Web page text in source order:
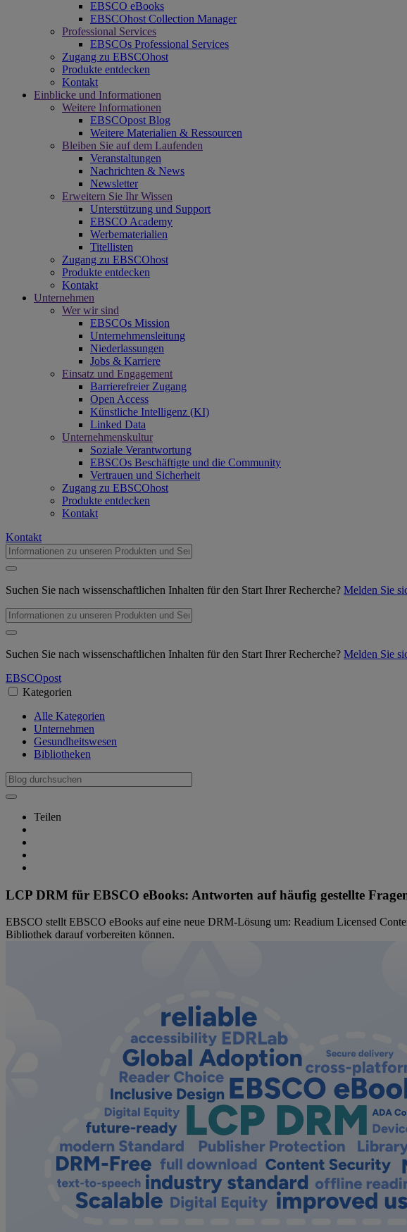
EBSCO eBooks
EBSCOhost Collection Manager
Professional Services
EBSCOs Professional Services
Zugang zu EBSCOhost
Produkte entdecken
Kontakt
Einblicke und Informationen
Weitere Informationen
EBSCOpost Blog
Weitere Materialien & Ressourcen
Bleiben Sie auf dem Laufenden
Veranstaltungen
Nachrichten & News
Newsletter
Erweitern Sie Ihr Wissen
Unterstützung und Support
EBSCO Academy
Werbematerialien
Titellisten
Zugang zu EBSCOhost
Produkte entdecken
Kontakt
Unternehmen
Wer wir sind
EBSCOs Mission
Unternehmensleitung
Niederlassungen
Jobs & Karriere
Einsatz und Engagement
Barrierefreier Zugang
Open Access
Künstliche Intelligenz (KI)
Linked Data
Unternehmenskultur
Soziale Verantwortung
EBSCOs Beschäftigte und die Community
Vertrauen und Sicherheit
Zugang zu EBSCOhost
Produkte entdecken
Kontakt
Kontakt
Suchen Sie nach wissenschaftlichen Inhalten für den Start Ihrer Recherche? Melden Sie
Suchen Sie nach wissenschaftlichen Inhalten für den Start Ihrer Recherche? Melden Sie
EBSCOpost
Kategorien
Alle Kategorien
Unternehmen
Gesundheitswesen
Bibliotheken
Teilen
LCP DRM für EBSCO eBooks: Antworten auf häufig gestellte
EBSCO stellt EBSCO eBooks auf eine neue DRM-Lösung um: Readium Licensed
Bibliothek darauf vorbereiten können.